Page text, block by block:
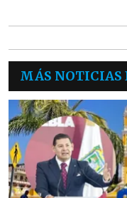
MÁS NOTICIAS